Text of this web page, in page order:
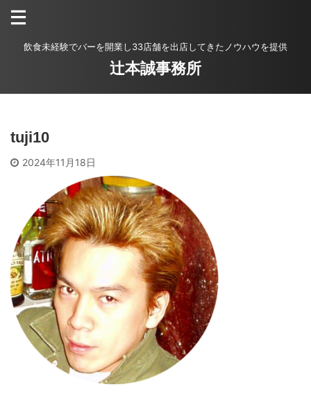
飲食未経験でバーを開業し33店舗を出店してきたノウハウを提供
辻本誠事務所
tuji10
2024年11月18日